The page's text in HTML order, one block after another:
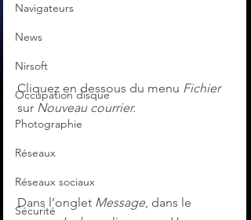
Navigateurs
News
Nirsoft
Occupation disque
Photographie
Réseaux
Réseaux sociaux
Sécurité
Cliquez en dessous du menu Fichier
sur Nouveau courrier.
Dans l’onglet Message, dans le